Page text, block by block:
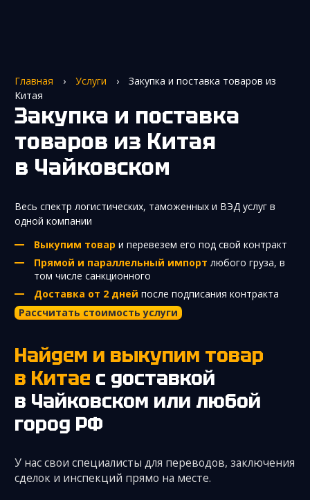
Главная › Услуги ›
Закупка и поставка товаров из
Китая
Закупка и поставка
товаров из Китая
в Чайковском
Весь спектр логистических, таможенных и ВЭД услуг в
одной компании
Выкупим товар и перевезем его под свой контракт
Прямой и параллельный импорт любого груза, в
том числе санкционного
Доставка от 2 дней после подписания контракта
Рассчитать стоимость услуги
Найдем и выкупим товар
в Китае с доставкой
в Чайковском или любой
город РФ
У нас свои специалисты для переводов, заключения
сделок и инспекций прямо на месте.